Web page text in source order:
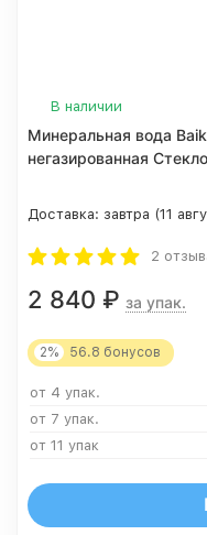
В наличии
Минеральная вода
негазированная
Доставка: завтра (11
2
2 840 ₽ за упак.
2% 56.8 бонусов
от 4 упак.
от 7 упак.
от 11 упак